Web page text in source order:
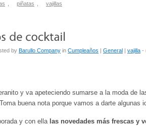
piñatas vajillas
by Barullo Company in Cumpleaños | General | vajilla -
y va apeteciendo sumarse a la moda de
buena nota porque vamos a darte algunas
y con ellalas novedades más frescas y